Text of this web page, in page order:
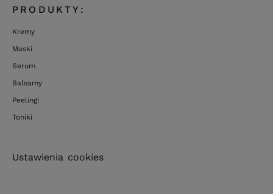
PRODUKTY:
Kremy
Maski
Serum
Balsamy
Peelingi
Toniki
Ustawienia cookies